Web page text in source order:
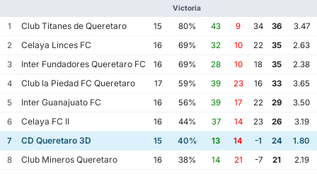
Victoria
1 Club Titanes de Queretaro 15 80% 43 9 34 36
3.47
2
Celaya Linces FC 16 69% 32 10 22 35
2.63
3
Inter Fundadores Queretaro FC 16 69% 28 10 18 35
2.38
4
Club la Piedad FC Queretaro 17 59% 39 23 16 33
3.65
5
Inter Guanajuato FC 16 56% 39 17 22 29
3.50
6
Celaya FC II 16 44% 37 14 23 26
3.19
7
CD Queretaro 3D 15 40% 13 14 -1 24
1.80
8
Club Mineros Queretaro 16 38% 14 21 -7 21
2.19